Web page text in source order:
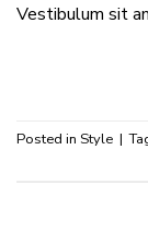
Vestibulum sit
Posted in Style |